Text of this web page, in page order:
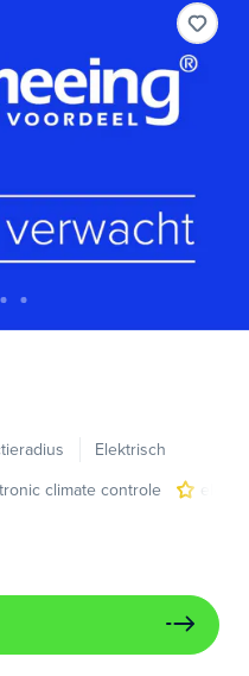
Elektrisch
climate controle